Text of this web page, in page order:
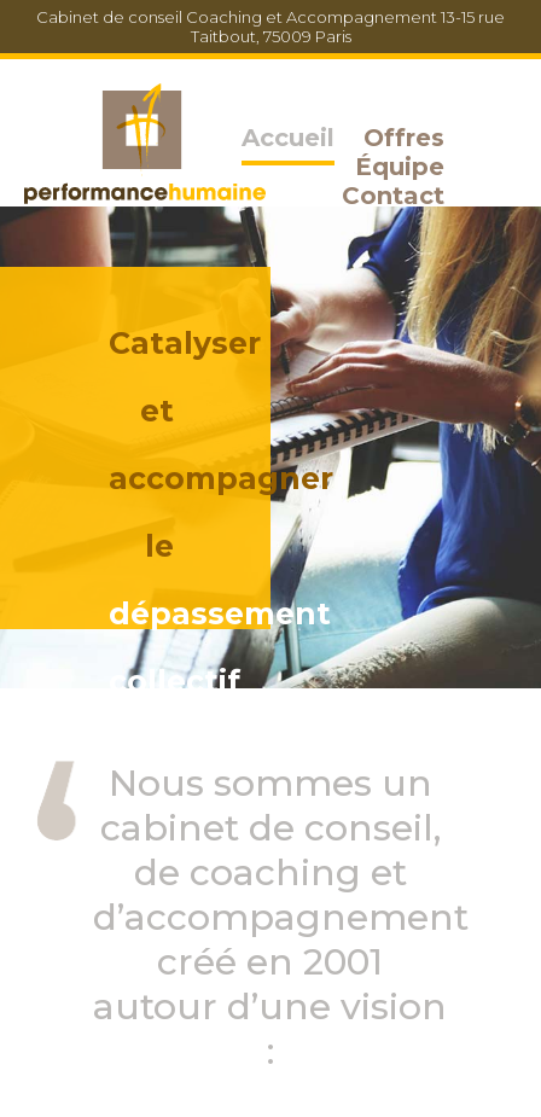
Cabinet de conseil Coaching et Accompagnement 13-15 rue
Taitbout, 75009 Paris
Accueil
Offres
Équipe
Contact
Catalyser
et
accompagner
le
dépassement
collectif
Nous sommes un
cabinet de conseil,
de coaching et
d’accompagnement
créé en 2001
autour d’une vision
: